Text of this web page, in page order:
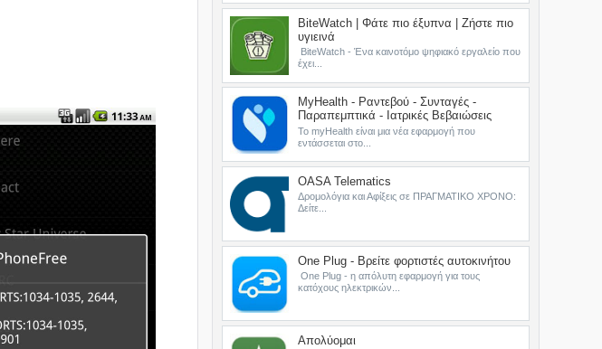
BiteWatch | Φάτε πιο έξυπνα | Ζήστε πιο
υγιεινά
BiteWatch - Ένα καινοτόμο ψηφιακό εργαλείο που
έχει...
MyHealth - Ραντεβού - Συνταγές -
Παραπεμπτικά - Ιατρικές Βεβαιώσεις
Το myHealth είναι μια νέα εφαρμογή που
εντάσσεται στο...
OASA Telematics
Δρομολόγια και Αφίξεις σε ΠΡΑΓΜΑΤΙΚΟ ΧΡΟΝΟ:
Δείτε...
One Plug - Βρείτε φορτιστές αυτοκινήτου
One Plug - η απόλυτη εφαρμογή για τους
κατόχους ηλεκτρικών...
Απολύομαι